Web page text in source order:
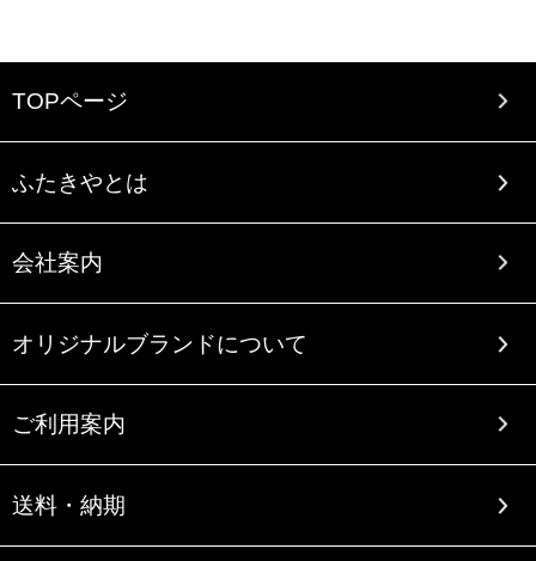
TOPページ
ふたきやとは
会社案内
オリジナルブランドについて
ご利用案内
送料・納期